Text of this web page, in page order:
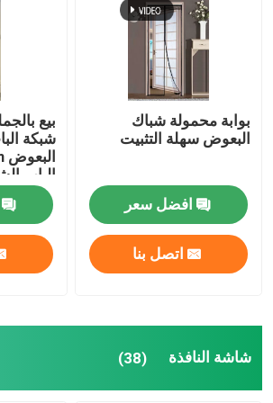
نايلون كبل التعادل
ستارة باب بلاستيكية مغناطيسية
غطاء التربة من البولي بروبيلين
بوابة محمولة شباك
البعوض سهلة التثبيت
افضل سعر
اتصل بنا
بيع
شبكة
الباب
الباب
شاشة النافذة (38)